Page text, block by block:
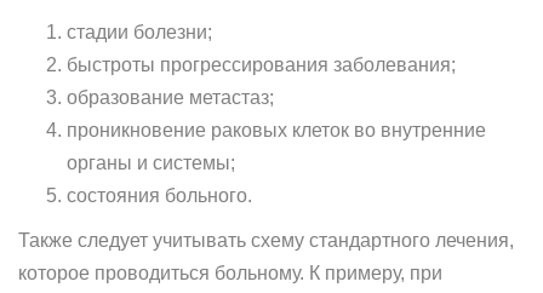
стадии болезни;
быстроты прогрессирования заболевания;
образование метастаз;
проникновение раковых клеток во внутренние
органы и системы;
состояния больного.
Также следует учитывать схему стандартного лечения,
которое проводиться больному. К примеру, при